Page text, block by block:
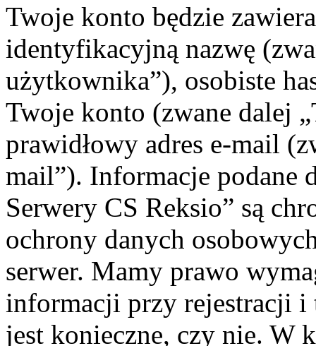
Twoje konto będzie
identyfikacyjną nazwę
użytkownika”), osobiste
Twoje konto (zwane dalej
prawidłowy adres e-mail
mail”). Informacje podane
Serwery CS Reksio” są
ochrony danych
serwer. Mamy prawo
informacji przy rejestracji i
jest konieczne, czy nie. W